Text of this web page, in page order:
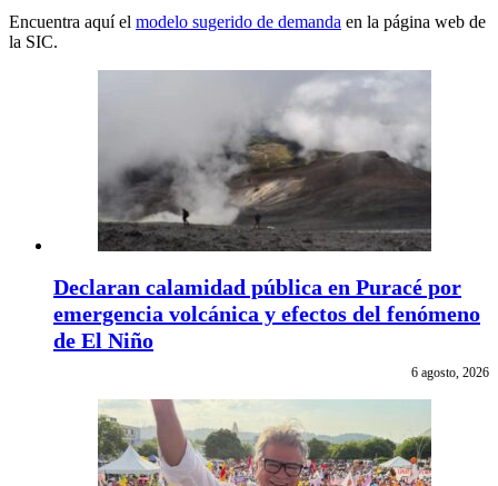
Encuentra aquí el modelo sugerido de demanda en la página web de
la SIC.
Declaran calamidad pública en Puracé por
emergencia volcánica y efectos del fenómeno
de El Niño
6 agosto, 2026